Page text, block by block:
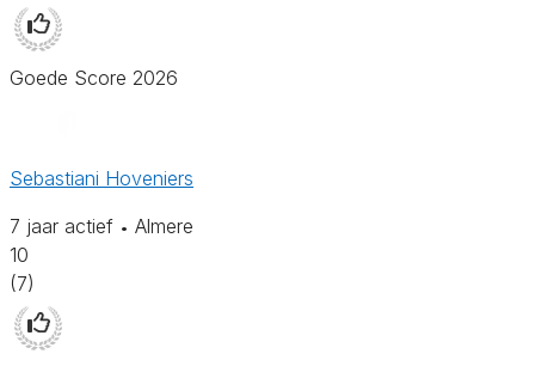
Goede Score 2026
Sebastiani Hoveniers
7 jaar actief • Almere
10
(7)